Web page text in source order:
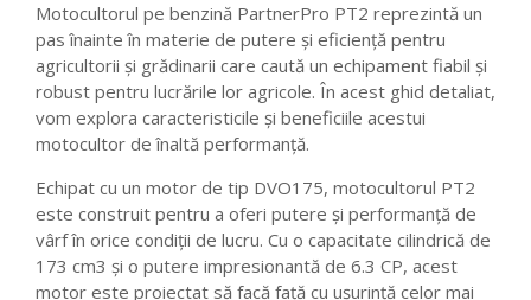
Motocultorul pe benzină PartnerPro PT2 reprezintă un
pas înainte în materie de putere și eficiență pentru
agricultorii și grădinarii care caută un echipament fiabil și
robust pentru lucrările lor agricole. În acest ghid detaliat,
vom explora caracteristicile și beneficiile acestui
motocultor de înaltă performanță.
Echipat cu un motor de tip DVO175, motocultorul PT2
este construit pentru a oferi putere și performanță de
vârf în orice condiții de lucru. Cu o capacitate cilindrică de
173 cm3 și o putere impresionantă de 6.3 CP, acest
motor este proiectat să facă față cu ușurință celor mai